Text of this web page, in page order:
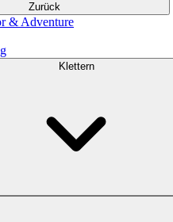
Zurück
& Adventure
Klettern